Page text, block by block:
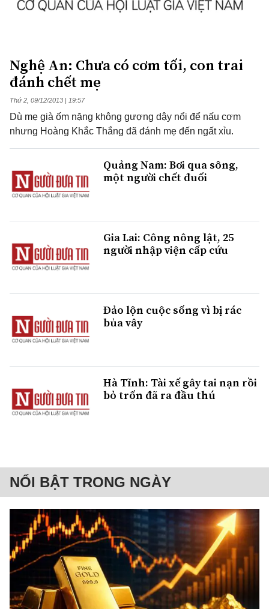
Nghệ An: Chưa có cơm tối, con trai
đánh chết mẹ
Thứ 2, 09/12/2013 | 19:57
Dù mẹ già ốm nặng không gượng dậy nổi để nấu cơm
nhưng Hoàng Khắc Thắng đã đánh mẹ đến ngất xỉu.
Quảng Nam: Bơi qua sông,
một người chết đuối
Gia Lai: Công nông lật, 25
người nhập viện cấp cứu
Đảo lộn cuộc sống vì bị rác
bủa vây
Hà Tĩnh: Tài xế gây tai nạn rồi
bỏ trốn đã ra đầu thú
NỔI BẬT TRONG NGÀY